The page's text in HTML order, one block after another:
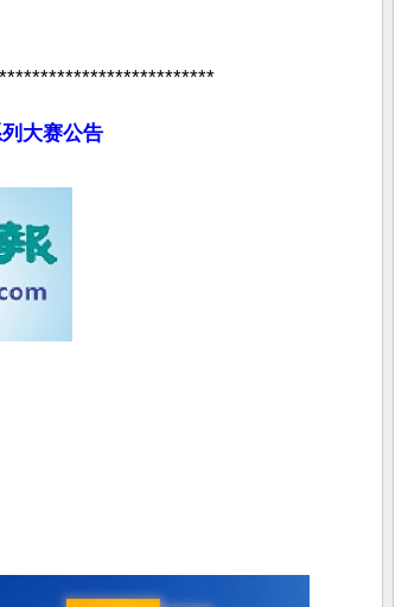
大赛公告